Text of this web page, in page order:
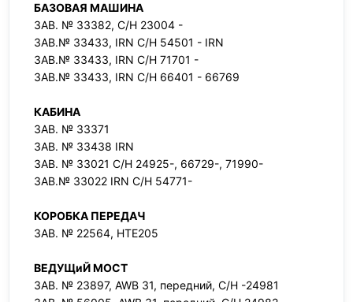
БАЗОВАЯ МАШИНА
ЗАВ. № 33382, С/Н 23004 -
ЗАВ.№ 33433, IRN С/Н 54501 - IRN
ЗАВ.№ 33433, IRN С/Н 71701 -
ЗАВ.№ 33433, IRN С/Н 66401 - 66769
КАБИНА
ЗАВ. № 33371
ЗАВ. № 33438 IRN
ЗАВ. № 33021 С/Н 24925-, 66729-, 71990-
ЗАВ.№ 33022 IRN С/Н 54771-
КОРОБКА ПЕРЕДАЧ
ЗАВ. № 22564, HTE205
ВЕДУЩиЙ МОСТ
ЗАВ. № 23897, AWB 31, передний, С/Н -24981